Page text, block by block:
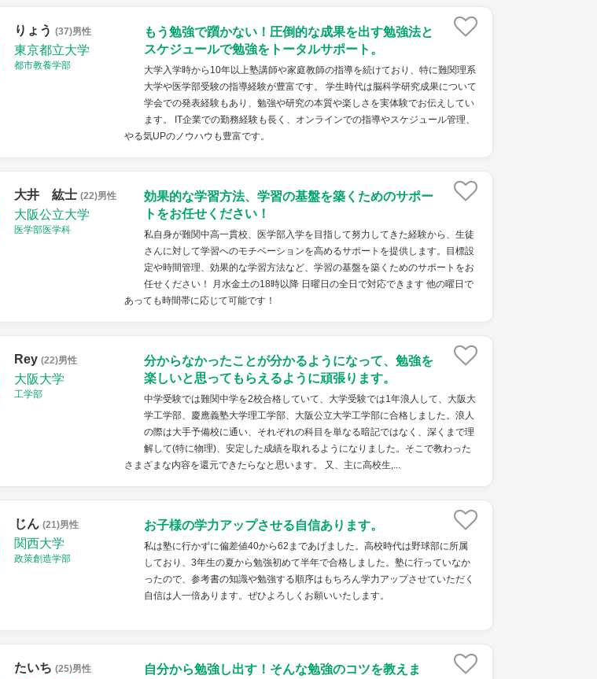
りょう (37)男性
東京都立大学
都市教養学部
もう勉強で躓かない！圧倒的な成果を出す勉強法と
スケジュールで勉強をトータルサポート。
大学入学時から10年以上塾講師や家庭教師の指導を続けており、特に難関理系
大学や医学部受験の指導経験が豊富です。 学生時代は脳科学研究成果について
学会での発表経験もあり、勉強や研究の本質や楽しさを実体験でお伝えしてい
ます。 IT企業での勤務経験も長く、オンラインでの指導やスケジュール管理、
やる気UPのノウハウも豊富です。
大井 紘士 (22)男性
大阪公立大学
医学部医学科
効果的な学習方法、学習の基盤を築くためのサポー
トをお任せください！
私自身が難関中高一貫校、医学部入学を目指して努力してきた経験から、生徒
さんに対して学習へのモチベーションを高めるサポートを提供します。目標設
定や時間管理、効果的な学習方法など、学習の基盤を築くためのサポートをお
任せください！ 月水金土の18時以降 日曜日の全日で対応できます 他の曜日で
あっても時間帯に応じて可能です！
Rey (22)男性
大阪大学
工学部
分からなかったことが分かるようになって、勉強を
楽しいと思ってもらえるように頑張ります。
中学受験では難関中学を2校合格していて、大学受験では1年浪人して、大阪大
学工学部、慶應義塾大学理工学部、大阪公立大学工学部に合格しました。浪人
の際は大手予備校に通い、それぞれの科目を単なる暗記ではなく、深くまで理
解して(特に物理)、安定した成績を取れるようになりました。そこで教わった
さまざまな内容を還元できたらなと思います。 又、主に高校生,...
じん (21)男性
関西大学
政策創造学部
お子様の学力アップさせる自信あります。
私は塾に行かずに偏差値40から62まであげました。高校時代は野球部に所属
しており、3年生の夏から勉強初めて半年で合格しました。塾に行っていなか
ったので、参考書の知識や勉強する順序はもちろん学力アップさせていただく
自信は人一倍あります。ぜひよろしくお願いいたします。
たいち (25)男性
自分から勉強し出す！そんな勉強のコツを教えま